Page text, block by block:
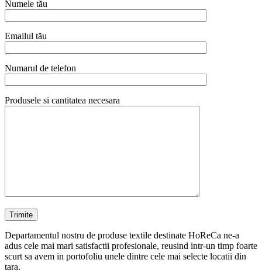
Numele tău
Emailul tău
Numarul de telefon
Produsele si cantitatea necesara
Departamentul nostru de produse textile destinate HoReCa ne-a
adus cele mai mari satisfactii profesionale, reusind intr-un timp foarte
scurt sa avem in portofoliu unele dintre cele mai selecte locatii din
tara.